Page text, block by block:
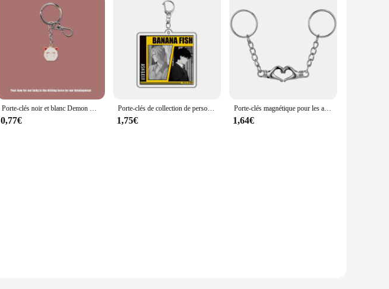
Porte-clés noir et blanc Demon Sweethearts pour hommes et femmes, pendentif bague, clé de couple, pendentif JOBag, vente en gros
0,77€
Porte-clés de collection de personnages de dessins animés, porte-clés de figurine en acrylique, porte-clés JOCartoon, BL Couple, nouvelle mode
1,75€
Porte-clés magnétique pour les amoureux, portefeuille, sac à main, breloque, couple, cœur, bague assortie
1,64€